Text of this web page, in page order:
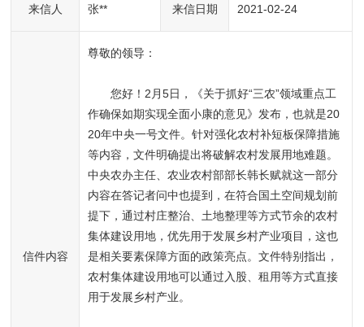
来信人 张** 来信日期 2021-02-24
信件内容
尊敬的领导：
您好！2月5日，《关于抓好“三农”领域重点工
作确保如期实现全面小康的意见》发布，也就是20
20年中央一号文件。针对强化农村补短板保障措施
等内容，文件明确提出将破解农村发展用地难题。
中央农办主任、农业农村部部长韩长赋就这一部分
内容在答记者问中也提到，在符合国土空间规划前
提下，通过村庄整治、土地整理等方式节余的农村
集体建设用地，优先用于发展乡村产业项目，这也
是相关要素保障方面的政策亮点。文件特别指出，
农村集体建设用地可以通过入股、租用等方式直接
用于发展乡村产业。